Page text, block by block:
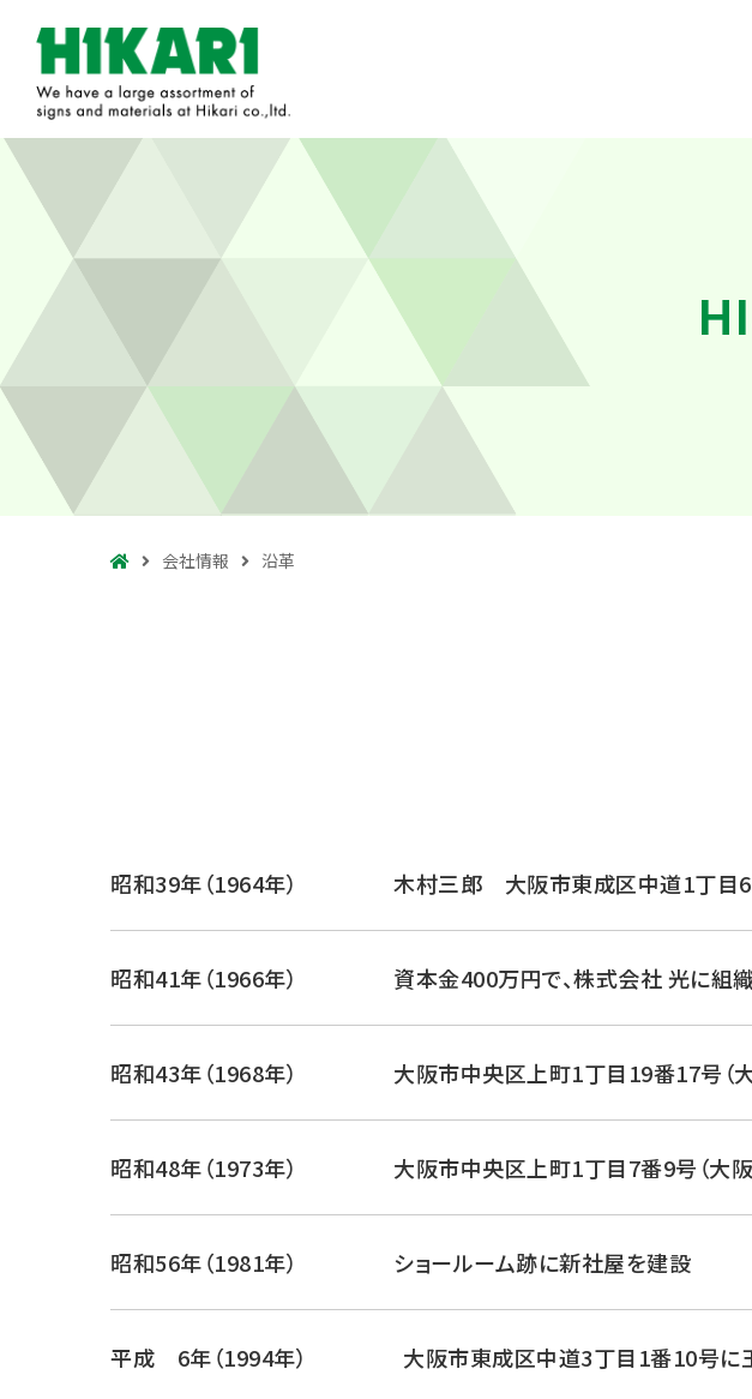
会社情報 沿革
昭和39年（1964年） 木村三郎 大阪市東成区中道1丁目
昭和41年（1966年） 資本金400万円で、株式会社 光に組
昭和43年（1968年） 大阪市中央区上町1丁目19番17号（
昭和48年（1973年） 大阪市中央区上町1丁目7番9号（大
昭和56年（1981年） ショールーム跡に新社屋を建設
平成 6年（1994年） 大阪市東成区中道3丁目1番10号に